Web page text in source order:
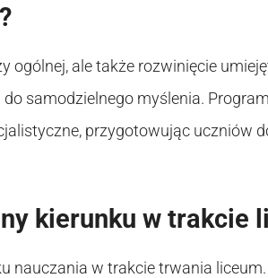
ogólnej, ale także rozwinięcie
samodzielnego myślenia.
przygotowując uczniów
kierunku w trakcie
nauczania w trakcie trwania